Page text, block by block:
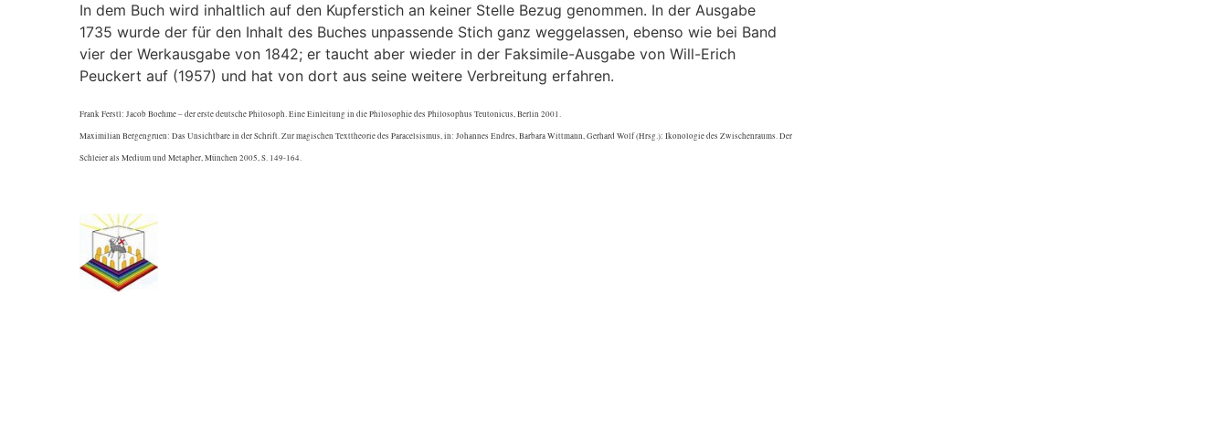
In dem Buch wird inhaltlich auf den Kupferstich an keiner Stelle Bezug genommen. In der Ausgabe
1735 wurde der für den Inhalt des Buches unpassende Stich ganz weggelassen, ebenso wie bei Band
vier der Werkausgabe von 1842; er taucht aber wieder in der Faksimile-Ausgabe von Will-Erich
Peuckert auf (1957) und hat von dort aus seine weitere Verbreitung erfahren.
Frank Ferstl: Jacob Boehme – der erste deutsche Philosoph. Eine Einleitung in die Philosophie des Philosophus Teutonicus, Berlin 2001.
Maximilian Bergengruen: Das Unsichtbare in der Schrift. Zur magischen Texttheorie des Paracelsismus, in: Johannes Endres, Barbara Wittmann, Gerhard Wolf (Hrsg.): Ikonologie des Zwischenraums. Der
Schleier als Medium und Metapher, München 2005, S. 149-164.